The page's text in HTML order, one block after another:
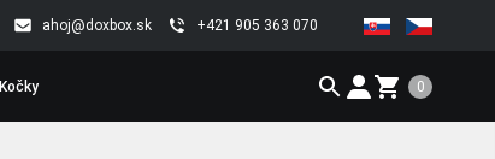
ahoj@doxbox.sk +421 905 363 070
Kočky 0